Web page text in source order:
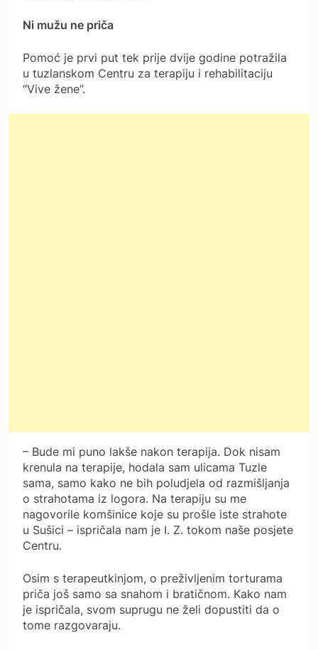
Ni mužu ne priča
Pomoć je prvi put tek prije dvije godine potražila
u tuzlanskom Centru za terapiju i rehabilitaciju
“Vive žene”.
– Bude mi puno lakše nakon terapija. Dok nisam
krenula na terapije, hodala sam ulicama Tuzle
sama, samo kako ne bih poludjela od razmišljanja
o strahotama iz logora. Na terapiju su me
nagovorile komšinice koje su prošle iste strahote
u Sušici – ispričala nam je I. Z. tokom naše posjete
Centru.
Osim s terapeutkinjom, o preživljenim torturama
priča još samo sa snahom i bratičnom. Kako nam
je ispričala, svom suprugu ne želi dopustiti da o
tome razgovaraju.